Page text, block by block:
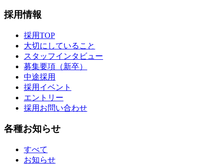
採用情報
採用TOP
大切にしていること
スタッフインタビュー
募集要項（新卒）
中途採用
採用イベント
エントリー
採用お問い合わせ
各種お知らせ
すべて
お知らせ